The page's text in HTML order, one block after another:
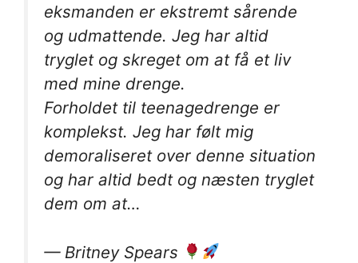
eksmanden er ekstremt sårende
og udmattende. Jeg har altid
tryglet og skreget om at få et liv
med mine drenge.
Forholdet til teenagedrenge er
komplekst. Jeg har følt mig
demoraliseret over denne situation
og har altid bedt og næsten tryglet
dem om at…
— Britney Spears